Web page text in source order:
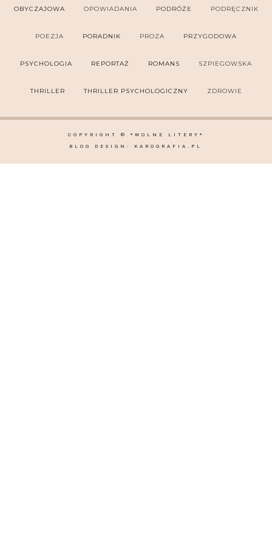
OBYCZAJOWA OPOWIADANIA PODRÓŻE PODRĘCZNIK
POEZJA PORADNIK PROZA PRZYGODOWA
PSYCHOLOGIA REPORTAŻ ROMANS SZPIEGOWSKA
THRILLER THRILLER PSYCHOLOGICZNY ZDROWIE
COPYRIGHT © *WOLNE LITERY*
BLOG DESIGN: KAROGRAFIA.PL